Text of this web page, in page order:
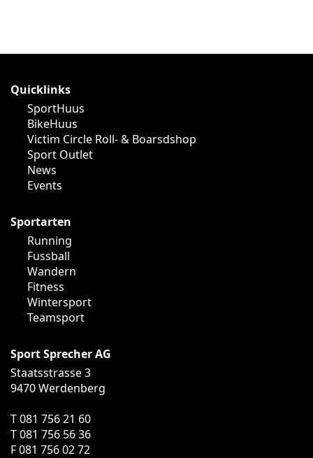
Quicklinks
SportHuus
BikeHuus
Victim Circle Roll- & Boarsdshop
Sport Outlet
News
Events
Sportarten
Running
Fussball
Wandern
Fitness
Wintersport
Teamsport
Sport Sprecher AG
Staatsstrasse 3
9470 Werdenberg
T 081 756 21 60
T 081 756 56 36
F 081 756 02 72